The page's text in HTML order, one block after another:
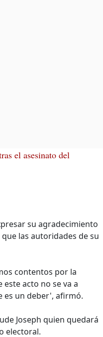
el asesinato del
su agradecimiento
las autoridades de su
contentos por la
acto no se va a
es un deber', afirmó.
Joseph quien quedará
electoral.